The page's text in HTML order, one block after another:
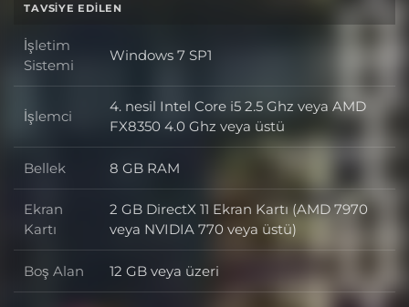
TAVSIYE EDILEN
İşletim
Sistemi
İşletim Sistemi
Windows 7 SP1
İşlemci İşlemci
4. nesil Intel Core i5 2.5 Ghz veya AMD
FX8350 4.0 Ghz veya üstü
Bellek Bellek
8 GB RAM
Ekran
Kartı
Ekran Kartı
2 GB DirectX 11 Ekran Kartı (AMD 7970
veya NVIDIA 770 veya üstü)
Boş Alan Boş Alan
12 GB veya üzeri